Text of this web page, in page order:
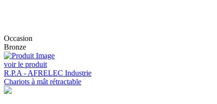
Occasion
Bronze
voir le produit
R.P.A - AFRELEC Industrie
Chariots à mât rétractable